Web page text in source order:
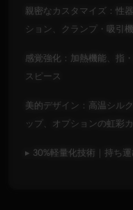
親密なカスタマイズ：性
ション、クランプ・吸引
感覚強化：加熱機能、指
スピース
美的デザイン：高温シル
ップ、オプションの虹彩
▸ 30%軽量化技術｜持ち